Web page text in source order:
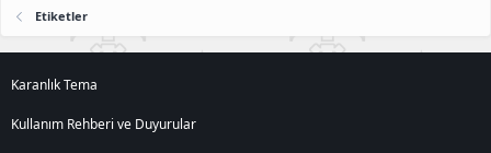
Etiketler
Karanlık Tema
Kullanım Rehberi ve Duyurular